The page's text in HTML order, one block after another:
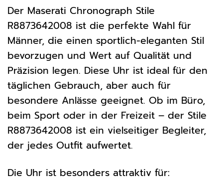
Der Maserati Chronograph Stile
R8873642008 ist die perfekte Wahl für
Männer, die einen sportlich-eleganten Stil
bevorzugen und Wert auf Qualität und
Präzision legen. Diese Uhr ist ideal für den
täglichen Gebrauch, aber auch für
besondere Anlässe geeignet. Ob im Büro,
beim Sport oder in der Freizeit – der Stile
R8873642008 ist ein vielseitiger Begleiter,
der jedes Outfit aufwertet.
Die Uhr ist besonders attraktiv für: